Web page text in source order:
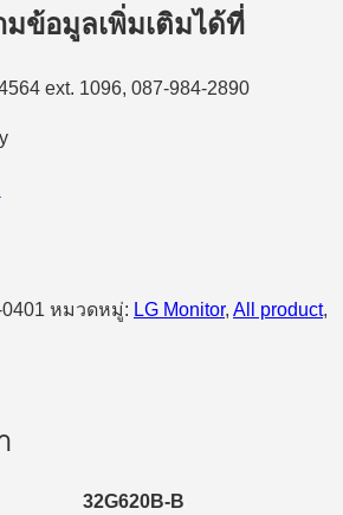
ข้อมูลเพิ่มเติมได้ที่
ext. 1096, 087-984-2890
หมวดหมู่: LG Monitor, All product,
32G620B-B